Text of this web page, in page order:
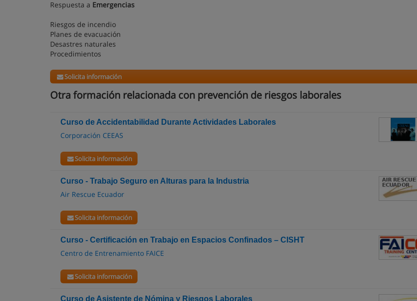
Respuesta a Emergencias
Riesgos de incendio
Planes de evacuación
Desastres naturales
Procedimientos
Solicita información
Otra formación relacionada con prevención de riesgos laborales
Curso de Accidentabilidad Durante Actividades Laborales
Corporación CEEAS
Solicita información
Curso - Trabajo Seguro en Alturas para la Industria
Air Rescue Ecuador
Solicita información
Curso - Certificación en Trabajo en Espacios Confinados – CISHT
Centro de Entrenamiento FAICE
Solicita información
Curso de Asistente de Nómina y Riesgos Laborales